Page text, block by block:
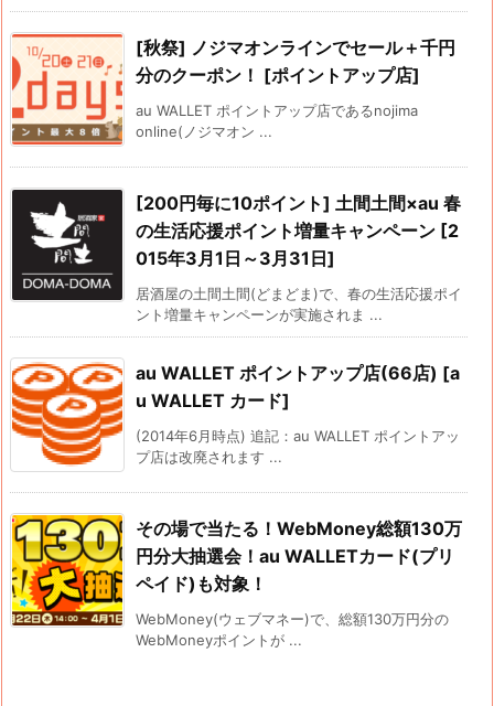
[秋祭] ノジマオンラインでセール＋千円
分のクーポン！ [ポイントアップ店]
au WALLET ポイントアップ店であるnojima
online(ノジマオン ...
[200円毎に10ポイント] 土間土間×au 春
の生活応援ポイント増量キャンペーン [2
015年3月1日～3月31日]
居酒屋の土間土間(どまどま)で、春の生活応援ポイ
ント増量キャンペーンが実施されま ...
au WALLET ポイントアップ店(66店) [a
u WALLET カード]
(2014年6月時点) 追記：au WALLET ポイントアッ
プ店は改廃されます ...
その場で当たる！WebMoney総額130万
円分大抽選会！au WALLETカード(プリ
ペイド)も対象！
WebMoney(ウェブマネー)で、総額130万円分の
WebMoneyポイントが ...